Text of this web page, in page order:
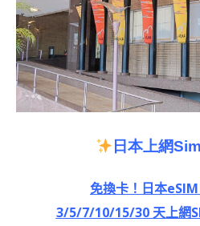
日本上網Sim
免換卡！日本
3/5/7/10/15/30 天上網